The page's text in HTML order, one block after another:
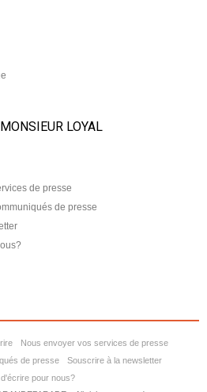
LOYAL
de presse
de presse
Nous envoyer vos services de presse
de presse
Souscrire à la newsletter
d'écrire pour nous?